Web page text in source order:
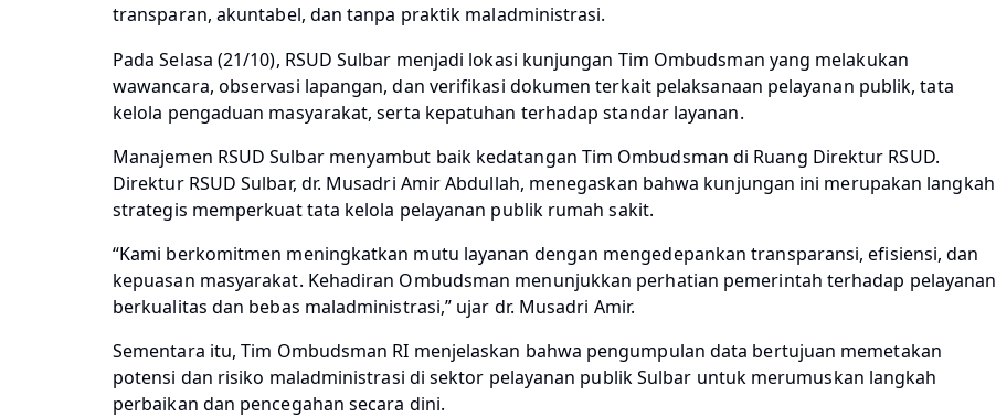
transparan, akuntabel, dan tanpa praktik maladministrasi.
Pada Selasa (21/10), RSUD Sulbar menjadi lokasi kunjungan Tim Ombudsman yang melakukan
wawancara, observasi lapangan, dan verifikasi dokumen terkait pelaksanaan pelayanan publik, tata
kelola pengaduan masyarakat, serta kepatuhan terhadap standar layanan.
Manajemen RSUD Sulbar menyambut baik kedatangan Tim Ombudsman di Ruang Direktur RSUD.
Direktur RSUD Sulbar, dr. Musadri Amir Abdullah, menegaskan bahwa kunjungan ini merupakan langkah
strategis memperkuat tata kelola pelayanan publik rumah sakit.
“Kami berkomitmen meningkatkan mutu layanan dengan mengedepankan transparansi, efisiensi, dan
kepuasan masyarakat. Kehadiran Ombudsman menunjukkan perhatian pemerintah terhadap pelayanan
berkualitas dan bebas maladministrasi,” ujar dr. Musadri Amir.
Sementara itu, Tim Ombudsman RI menjelaskan bahwa pengumpulan data bertujuan memetakan
potensi dan risiko maladministrasi di sektor pelayanan publik Sulbar untuk merumuskan langkah
perbaikan dan pencegahan secara dini.